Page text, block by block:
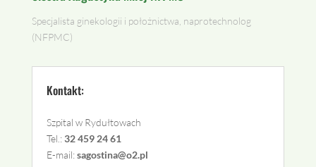
Specjalista ginekologii i położnictwa, naprotechnolog
(NFPMC)
Kontakt:
Szpital w Rydułtowach
Tel.:32 459 24 61
E-mail:sagostina@o2.pl